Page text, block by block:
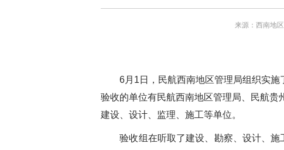
来源：西南地
6月 1 日，民航西南地区管理局组织实
验收的单位有民航西南地区管理局、民航
建设、设计、监理、施工等单位。
验收组在听取了建设、勘察、设计、